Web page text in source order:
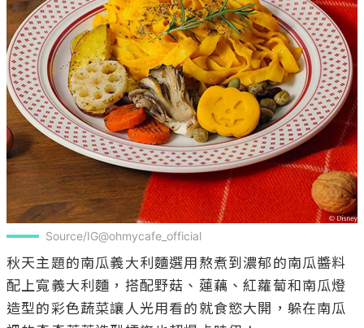
Source/IG@ohmycafe_official
秋天主題的南瓜義大利麵選用熬煮到濃郁的南瓜醬料
配上寬義大利麵，搭配野菇、蓮藕、紅蘿蔔和南瓜燈
造型的彩色蔬菜讓人光用看的就食慾大開，躲在南瓜